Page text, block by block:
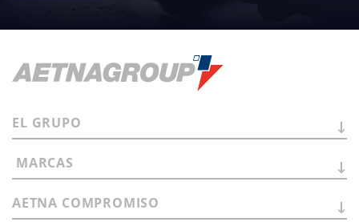
EL GRUPO
MARCAS
AETNA COMPROMISO